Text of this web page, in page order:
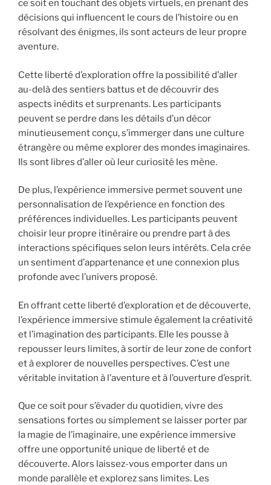
ce soit en touchant des objets virtuels, en prenant des
décisions qui influencent le cours de l’histoire ou en
résolvant des énigmes, ils sont acteurs de leur propre
aventure.
Cette liberté d’exploration offre la possibilité d’aller
au-delà des sentiers battus et de découvrir des
aspects inédits et surprenants. Les participants
peuvent se perdre dans les détails d’un décor
minutieusement conçu, s’immerger dans une culture
étrangère ou même explorer des mondes imaginaires.
Ils sont libres d’aller où leur curiosité les mène.
De plus, l’expérience immersive permet souvent une
personnalisation de l’expérience en fonction des
préférences individuelles. Les participants peuvent
choisir leur propre itinéraire ou prendre part à des
interactions spécifiques selon leurs intérêts. Cela crée
un sentiment d’appartenance et une connexion plus
profonde avec l’univers proposé.
En offrant cette liberté d’exploration et de découverte,
l’expérience immersive stimule également la créativité
et l’imagination des participants. Elle les pousse à
repousser leurs limites, à sortir de leur zone de confort
et à explorer de nouvelles perspectives. C’est une
véritable invitation à l’aventure et à l’ouverture d’esprit.
Que ce soit pour s’évader du quotidien, vivre des
sensations fortes ou simplement se laisser porter par
la magie de l’imaginaire, une expérience immersive
offre une opportunité unique de liberté et de
découverte. Alors laissez-vous emporter dans un
monde parallèle et explorez sans limites. Les